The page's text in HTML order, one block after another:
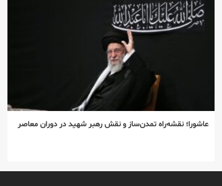
عاشورا؛ نقشه‌راه تمدن‌ساز و نقش رهبر شهید در دوران معاصر